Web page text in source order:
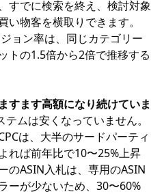
すでに検索を終え、検討対象
い物客を横取りできます。
ョン率は、同じカテゴリー
トの1.5倍から2倍で推移する
すます高額になり続けていま
ムは安くなっていません。
は、大半のサードパーティ
れば前年比で10〜25%上昇
のASIN入札は、専用のASIN
ーが少ないため、30〜60%